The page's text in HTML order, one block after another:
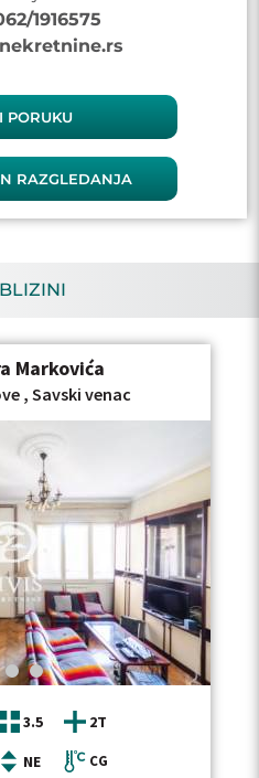
1916575
PORUKU
RAZGLEDANJA
Markovića
, Savski venac
3.5
2T
NE CG